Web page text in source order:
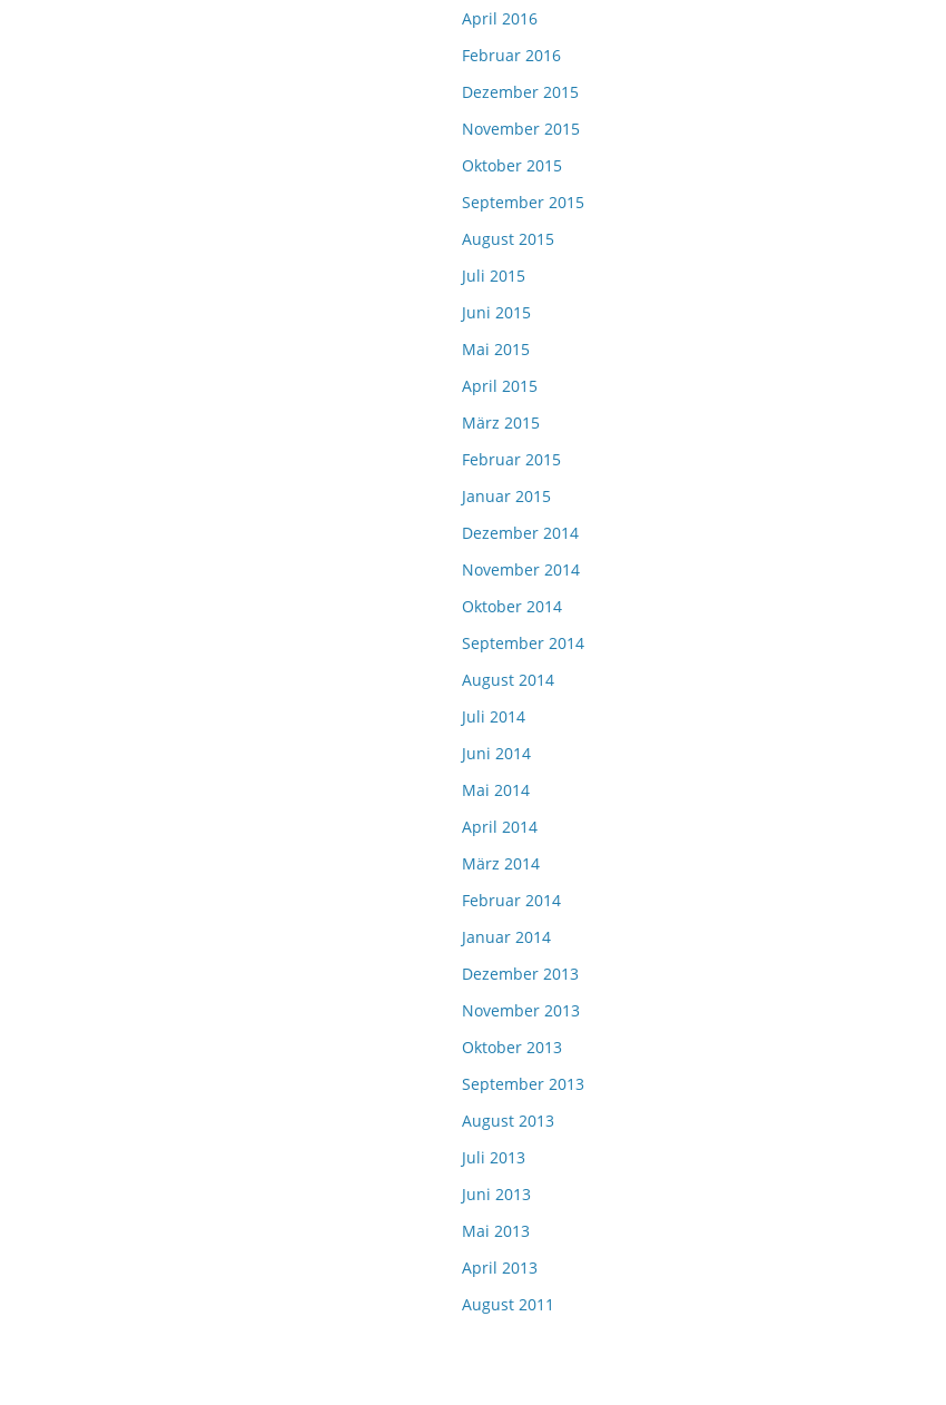
April 2016
Februar 2016
Dezember 2015
November 2015
Oktober 2015
September 2015
August 2015
Juli 2015
Juni 2015
Mai 2015
April 2015
März 2015
Februar 2015
Januar 2015
Dezember 2014
November 2014
Oktober 2014
September 2014
August 2014
Juli 2014
Juni 2014
Mai 2014
April 2014
März 2014
Februar 2014
Januar 2014
Dezember 2013
November 2013
Oktober 2013
September 2013
August 2013
Juli 2013
Juni 2013
Mai 2013
April 2013
August 2011